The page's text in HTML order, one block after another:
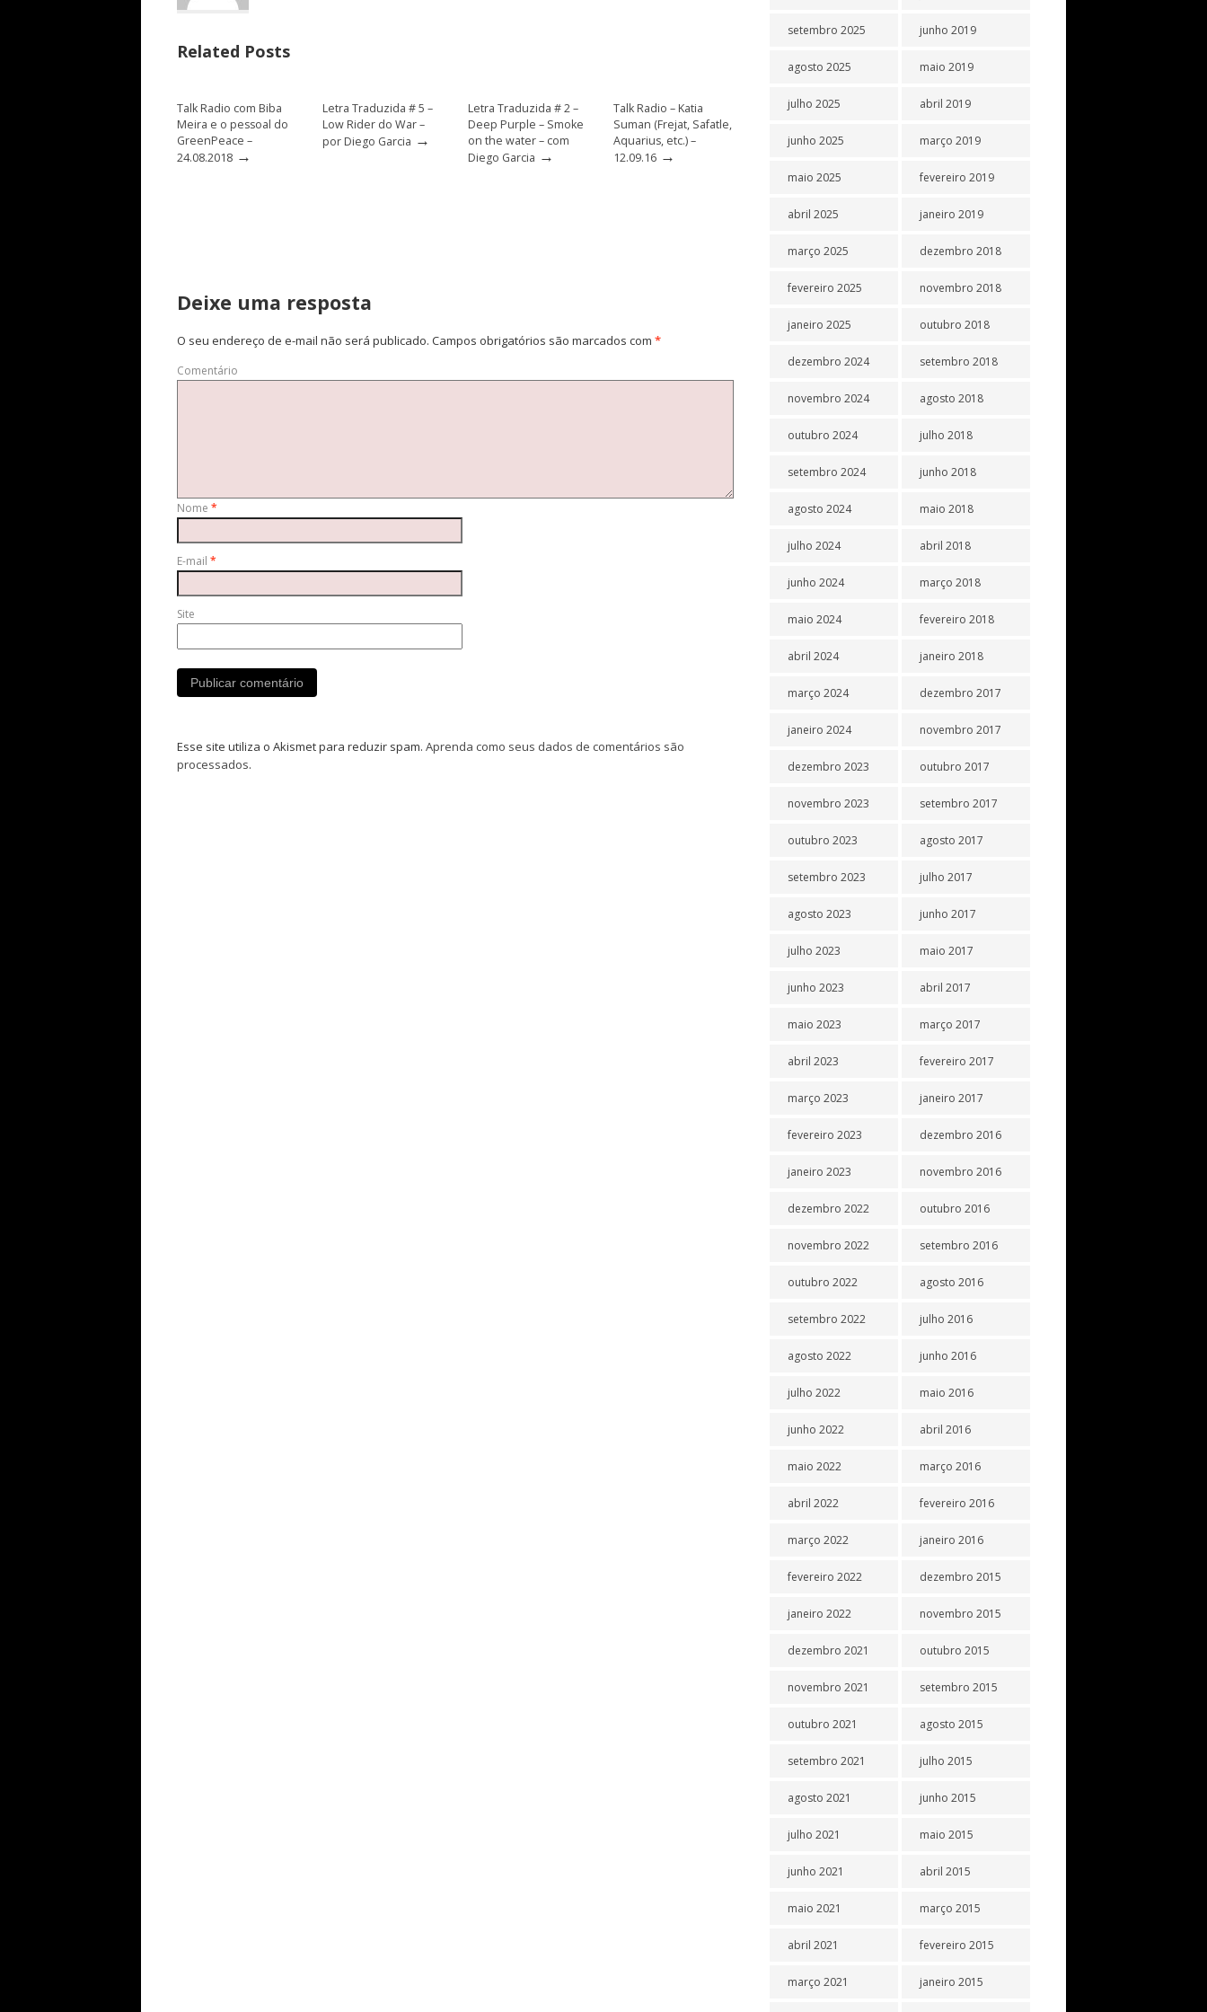
Related Posts
Talk Radio com Biba
Meira e o pessoal do
GreenPeace –
24.08.2018 →
Letra Traduzida # 5 –
Low Rider do War –
por Diego Garcia →
Letra Traduzida # 2 –
Deep Purple – Smoke
on the water – com
Diego Garcia →
Talk Radio – Katia
Suman (Frejat, Safatle,
Aquarius, etc.) –
12.09.16 →
Deixe uma resposta
O seu endereço de e-mail não será publicado. Campos obrigatórios são marcados com *
Comentário
Nome *
E-mail *
Site
Esse site utiliza o Akismet para reduzir spam. Aprenda como seus dados de comentários são
processados.
setembro 2025
agosto 2025
julho 2025
junho 2025
maio 2025
abril 2025
março 2025
fevereiro 2025
janeiro 2025
dezembro 2024
novembro 2024
outubro 2024
setembro 2024
agosto 2024
julho 2024
junho 2024
maio 2024
abril 2024
março 2024
janeiro 2024
dezembro 2023
novembro 2023
outubro 2023
setembro 2023
agosto 2023
julho 2023
junho 2023
maio 2023
abril 2023
março 2023
fevereiro 2023
janeiro 2023
dezembro 2022
novembro 2022
outubro 2022
setembro 2022
agosto 2022
julho 2022
junho 2022
maio 2022
abril 2022
março 2022
fevereiro 2022
janeiro 2022
dezembro 2021
novembro 2021
outubro 2021
setembro 2021
agosto 2021
julho 2021
junho 2021
maio 2021
abril 2021
março 2021
junho 2019
maio 2019
abril 2019
março 2019
fevereiro 2019
janeiro 2019
dezembro 2018
novembro 2018
outubro 2018
setembro 2018
agosto 2018
julho 2018
junho 2018
maio 2018
abril 2018
março 2018
fevereiro 2018
janeiro 2018
dezembro 2017
novembro 2017
outubro 2017
setembro 2017
agosto 2017
julho 2017
junho 2017
maio 2017
abril 2017
março 2017
fevereiro 2017
janeiro 2017
dezembro 2016
novembro 2016
outubro 2016
setembro 2016
agosto 2016
julho 2016
junho 2016
maio 2016
abril 2016
março 2016
fevereiro 2016
janeiro 2016
dezembro 2015
novembro 2015
outubro 2015
setembro 2015
agosto 2015
julho 2015
junho 2015
maio 2015
abril 2015
março 2015
fevereiro 2015
janeiro 2015